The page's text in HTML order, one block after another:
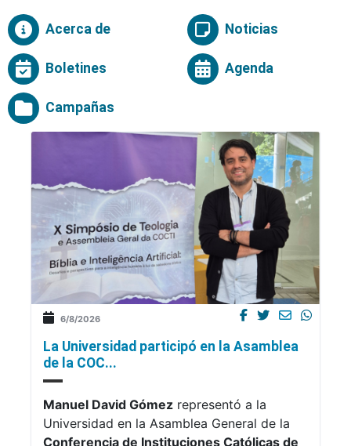
Acerca de Noticias
Boletines Agenda
Campañas
6/8/2026
La Universidad participó en la Asamblea
de la COC...
Manuel David Gómez representó a la
Universidad en la Asamblea General de la
Conferencia de Instituciones Católicas de